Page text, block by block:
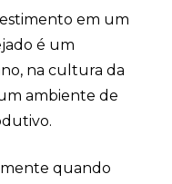
em um
é um
na cultura da
ambiente de
quando